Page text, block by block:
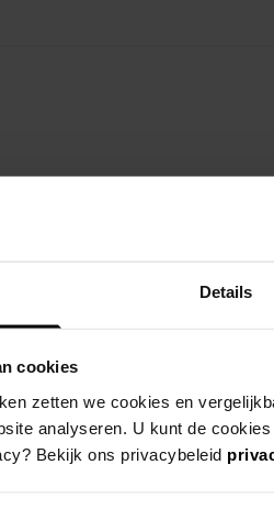
Details
cookies
zetten we cookies en
analyseren. U kunt de
Bekijk ons privacybeleid